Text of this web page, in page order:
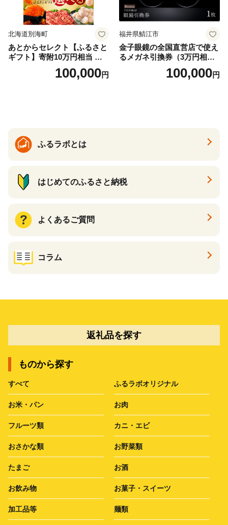
北海道別海町
あとからセレクト【ふるさと
ギフト】寄附10万円相当 あ
とから選べる！ ギフト いく
ら ほたて 海鮮 牛肉 別海町
ギフト ふるさと納税 ）
100,000円
福井県鯖江市
金子眼鏡の全国直営店で使え
るメガネ引換券（3万円相
100,000円
ふるラボとは
はじめてのふるさと納税
よくあるご質問
コラム
返礼品を探す
ものから探す
すべて ふるラボオリジナル
お米・パン お肉
フルーツ類 カニ・エビ
おさかな類 お野菜類
たまご お酒
お飲み物 お菓子・スイーツ
加工品等 麺類